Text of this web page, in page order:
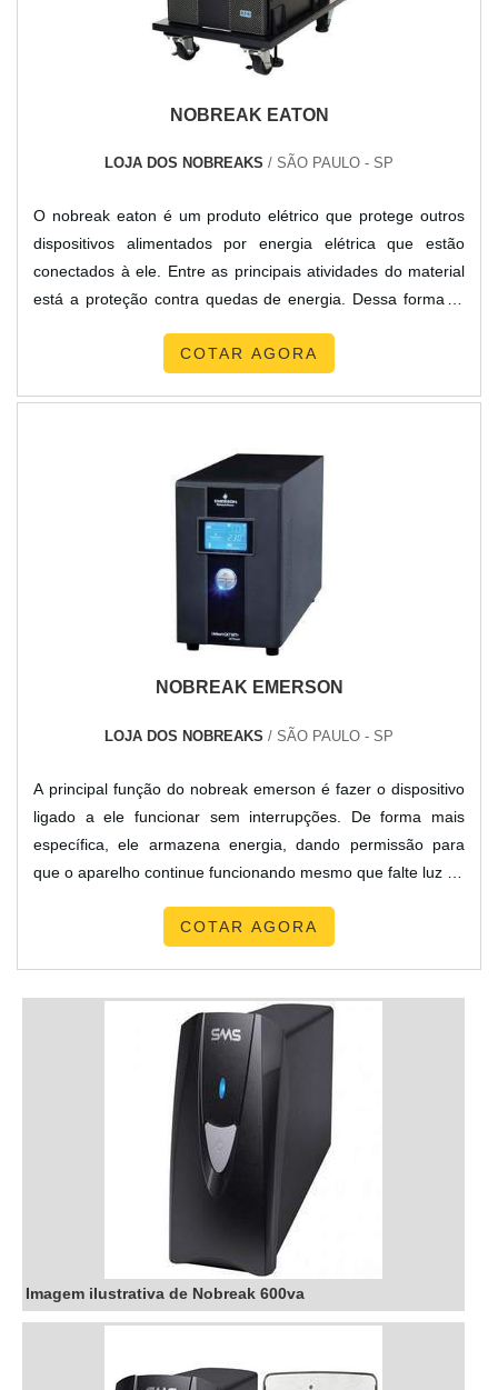
NOBREAK EATON
LOJA DOS NOBREAKS / SÃO PAULO - SP
O nobreak eaton é um produto elétrico que protege outros
dispositivos alimentados por energia elétrica que estão
conectados à ele. Entre as principais atividades do material
está a proteção contra quedas de energia. Dessa forma, o
situações onde a alimentação normal de energia é
COTAR AGORA
NOBREAK EMERSON
LOJA DOS NOBREAKS / SÃO PAULO - SP
A principal função do nobreak emerson é fazer o dispositivo
ligado a ele funcionar sem interrupções. De forma mais
específica, ele armazena energia, dando permissão para
que o aparelho continue funcionando mesmo que falte luz ou
Existem três modelos diferentes: offline, interativos e online
COTAR AGORA
Imagem ilustrativa de Nobreak 600va